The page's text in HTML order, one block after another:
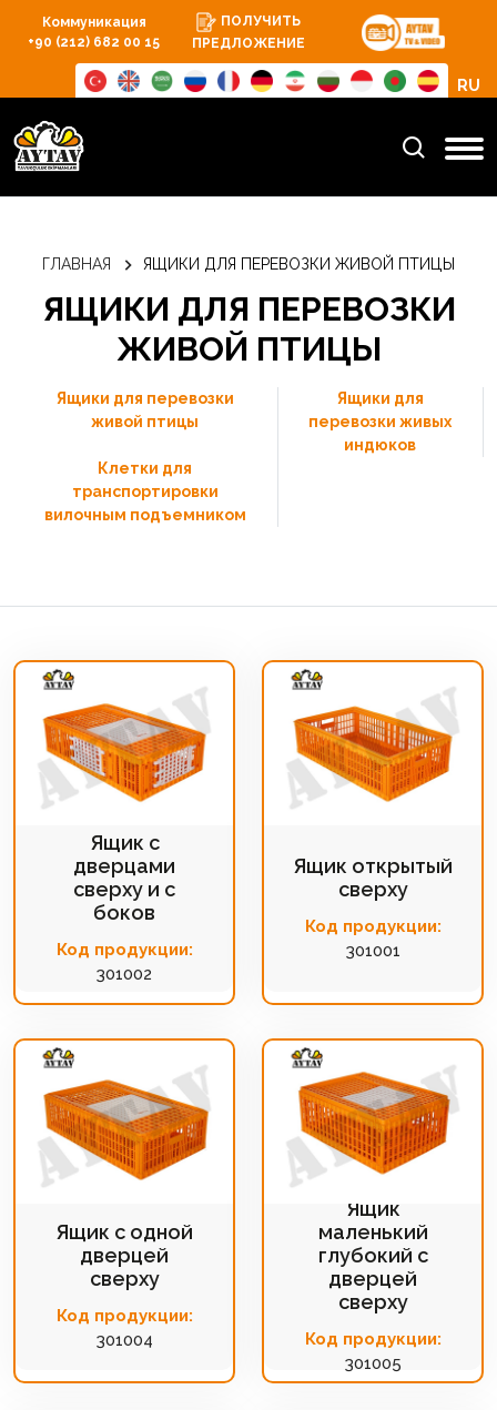
Коммуникация
+90 (212) 682 00 15
ПОЛУЧИТЬ
ПРЕДЛОЖЕНИЕ
RU
ГЛАВНАЯ ЯЩИКИ ДЛЯ ПЕРЕВОЗКИ ЖИВОЙ ПТИЦЫ
ЯЩИКИ ДЛЯ ПЕРЕВОЗКИ
ЖИВОЙ ПТИЦЫ
Ящики для перевозки
живой птицы
Ящики для
перевозки живых
индюков
Клетки для
транспортировки
вилочным подъемником
Ящик с
дверцами
сверху и с
боков
Код продукции:
301002
Ящик открытый
сверху
Код продукции:
301001
Ящик с одной
дверцей
сверху
Код продукции:
301004
Ящик
маленький
глубокий с
дверцей
сверху
Код продукции:
301005